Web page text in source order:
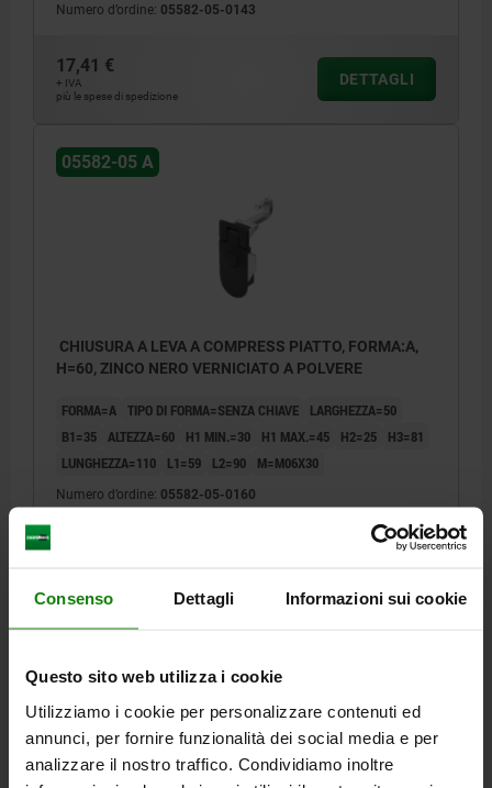
Consenso Dettagli Informazioni sui cookie
Questo sito web utilizza i cookie
Utilizziamo i cookie per personalizzare contenuti ed
annunci, per fornire funzionalità dei social media e per
analizzare il nostro traffico. Condividiamo inoltre
Numero d’ordine: 05582-05-0143
17,41 €
+ IVA
più le spese di spedizione
DETTAGLI
05582-05 A
CHIUSURA A LEVA A COMPRESS PIATTO, FORMA:A,
H=60, ZINCO NERO VERNICIATO A POLVERE
FORMA=A TIPO DI FORMA=SENZA CHIAVE
LARGHEZZA=50
B1=35 ALTEZZA=60 H1 MIN.=30 H1 MAX.=45 H2=25
H3=81
LUNGHEZZA=110
L1=59 L2=90 M=M06X30
Numero d’ordine: 05582-05-0160